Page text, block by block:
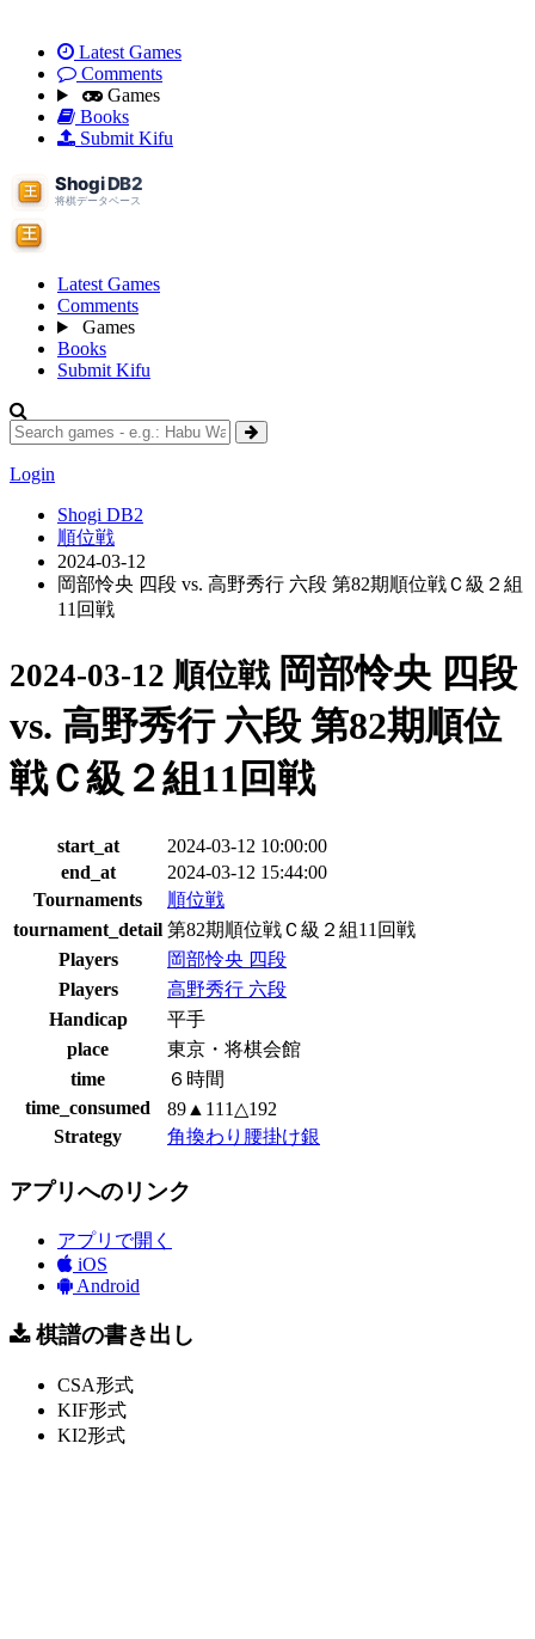
Latest Games
Comments
Games
Books
Submit Kifu
Latest Games
Comments
Games
Books
Submit Kifu
Login
Shogi DB2
順位戦
2024-03-12
岡部怜央 四段 vs. 高野秀行 六段 第82期順位戦Ｃ級２組
11回戦
2024-03-12 順位戦 岡部怜央 四段
vs. 高野秀行 六段 第82期順位
戦Ｃ級２組11回戦
start_at
2024-03-12 10:00:00
end_at
2024-03-12 15:44:00
Tournaments
順位戦
tournament_detail 第82期順位戦Ｃ級２組11回戦
Players
岡部怜央 四段
Players
高野秀行 六段
Handicap
平手
place
東京・将棋会館
time
６時間
time_consumed
89▲111△192
Strategy
角換わり腰掛け銀
アプリへのリンク
アプリで開く
iOS
Android
棋譜の書き出し
CSA形式
KIF形式
KI2形式